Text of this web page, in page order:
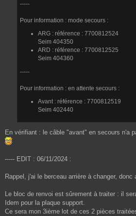
-----
Pour information : mode secours :
ARG : référence : 7700812524
Seim 404350
ARD : référence : 7700812525
Seim 404360
-----
Pour information : en attente secours :
Avant : référence : 7700812519
Seim 402440
En vérifiant : le câble "avant" en secours n'a
----- EDIT : 06/11/2024 :
Rappel, j'ai le berceau arrière à changer, donc
Le bloc de renvoi est sûrement à traiter : il
Idem pour la plaque support.
Ce sera mon 3ième lot de ces 2 pièces